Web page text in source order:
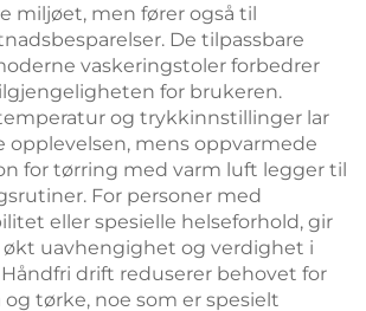
miljøet, men fører også til
De tilpassbare
vaskeringstoler forbedrer
for brukeren.
og trykkinnstillinger lar
opplevelsen, mens oppvarmede
for tørring med varm luft legger til
For personer med
eller spesielle helseforhold, gir
uavhengighet og verdighet i
drift reduserer behovet for
tørke, noe som er spesielt